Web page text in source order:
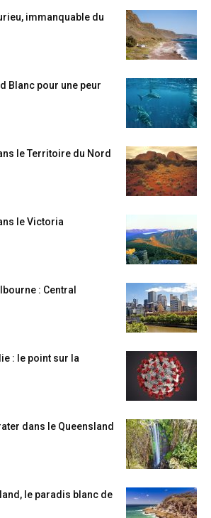
immanquable du
Blanc pour une peur
le Territoire du Nord
le Victoria
: Central
: le point sur la
dans le Queensland
le paradis blanc de